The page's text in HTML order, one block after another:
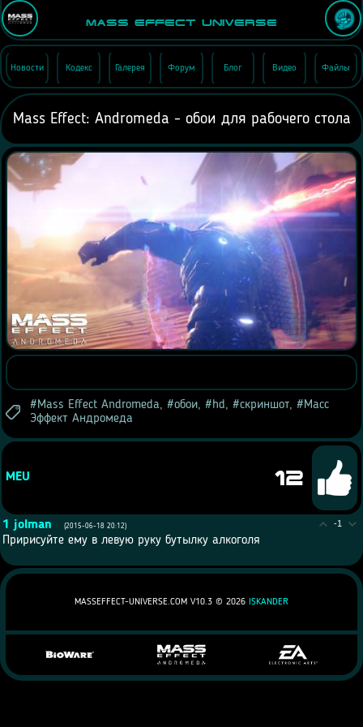
Mass Effect Universe
Новости Кодекс Галерея Форум Блог Видео Файлы
Mass Effect: Andromeda - обои для рабочего стола
Mass Effect Andromeda, обои, hd, скриншот,
Масс
Эффект Андромеда
MEU 12
-1
1 jolman (2015-06-18 20:12)
Пририсуйте ему в левую руку бутылку алкоголя
MASSEFFECT-UNIVERSE.COM V10.3 © 2026 ISKANDER